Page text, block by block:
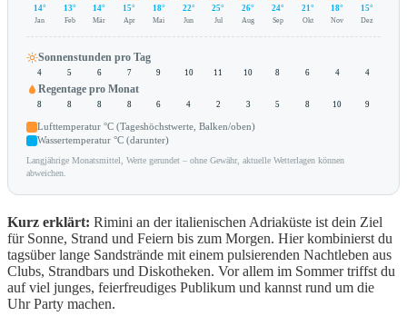
14°
Jan
13°
Feb
14°
Mär
15°
Apr
18°
Mai
22°
Jun
25°
Jul
26°
Aug
24°
Sep
21°
Okt
18°
Nov
15°
Dez
Sonnenstunden pro Tag
4 5 6 7 9 10 11 10 8 6 4 4
Regentage pro Monat
8 8 8 8 6 4 2 3 5 8 10 9
Lufttemperatur °C (Tageshöchstwerte, Balken/oben)
Wassertemperatur °C (darunter)
Langjährige Monatsmittel, Werte gerundet – ohne Gewähr, aktuelle Wetterlagen können
abweichen.
Kurz erklärt: Rimini an der italienischen Adriaküste ist dein Ziel
für Sonne, Strand und Feiern bis zum Morgen. Hier kombinierst du
tagsüber lange Sandstrände mit einem pulsierenden Nachtleben aus
Clubs, Strandbars und Diskotheken. Vor allem im Sommer triffst du
auf viel junges, feierfreudiges Publikum und kannst rund um die
Uhr Party machen.